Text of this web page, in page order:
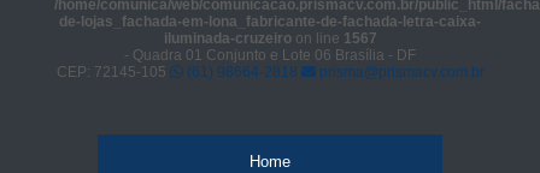
/home/comunica/web/comunicacao.prismacv.com.br/public_html/
de-lojas_fachada-em-lona_fabricante-de-fachada-letra-caixa-
iluminada-cruzeiroon line 1567
- Quadra 01 Conjunto e Lote 06 Brasília - DF
CEP: 72145-105
(61) 98664-2818 prisma@prismacv.com.br
Home